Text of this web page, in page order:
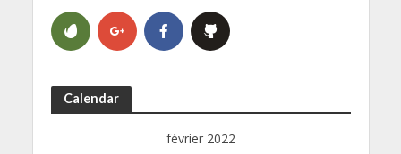
Calendar
février 2022